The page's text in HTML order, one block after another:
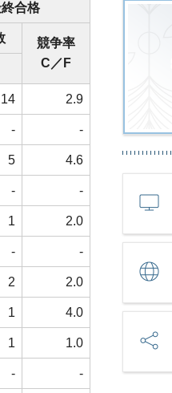
合格
競争率
C／F
14 2.9
- -
5 4.6
- -
1 2.0
- -
2 2.0
1 4.0
1 1.0
- -